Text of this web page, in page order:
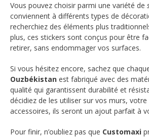
Vous pouvez choisir parmi une variété de
conviennent à différents types de
recherchiez des éléments plus
plus, ces stickers sont conçus pour être
retirer, sans endommager vos surfaces.
Si vous hésitez encore, sachez que
Ouzbékistan est fabriqué avec des
qualité qui garantissent durabilité et
décidiez de les utiliser sur vos murs,
accessoires, ils seront un ajout parfait à
Pour finir, n’oubliez pas que Customaxi